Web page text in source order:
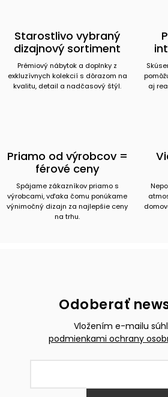
Starostlivo vybraný
dizajnový sortiment
Prémiový nábytok a doplnky z
exkluzívnych kolekcií s dôrazom na
kvalitu, detail a nadčasový štýl.
aj
Priamo od výrobcov =
férové ceny
Spájame zákazníkov priamo s
výrobcami, vďaka čomu ponúkame
výnimočný dizajn za najlepšie ceny
na trhu.
Odoberať
Vložením e-mailu
podmienkami ochrany